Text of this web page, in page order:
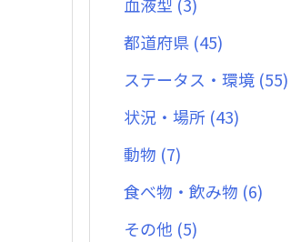
血液型 (3)
都道府県 (45)
ステータス・環境 (55)
状況・場所 (43)
動物 (7)
食べ物・飲み物 (6)
その他 (5)